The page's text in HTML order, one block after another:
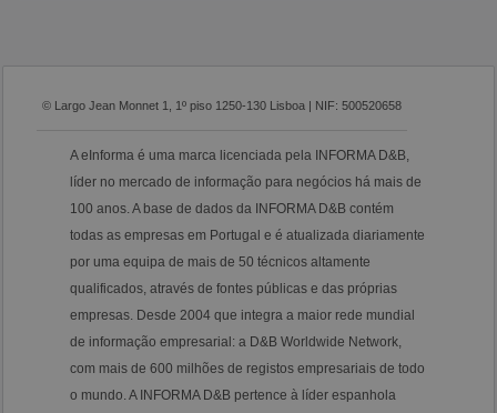
© Largo Jean Monnet 1, 1º piso 1250-130 Lisboa | NIF: 500520658
A eInforma é uma marca licenciada pela INFORMA D&B,
líder no mercado de informação para negócios há mais de
100 anos. A base de dados da INFORMA D&B contém
todas as empresas em Portugal e é atualizada diariamente
por uma equipa de mais de 50 técnicos altamente
qualificados, através de fontes públicas e das próprias
empresas. Desde 2004 que integra a maior rede mundial
de informação empresarial: a D&B Worldwide Network,
com mais de 600 milhões de registos empresariais de todo
o mundo. A INFORMA D&B pertence à líder espanhola